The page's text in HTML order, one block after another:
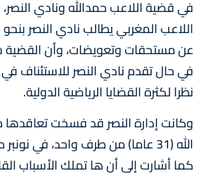
في قضية اللاعب حمدالله ونادي
عن مستحقات وتعويضات، وأن
في حال تقدم نادي النصر
نظرا لكثرة القضايا الرياضية الدولية.
وكانت إدارة النصر قد فسخت تعاقدها
الله (31 عاما) من طرف واحد، في
كما أشارت إلى أن ها تملك الأسباب